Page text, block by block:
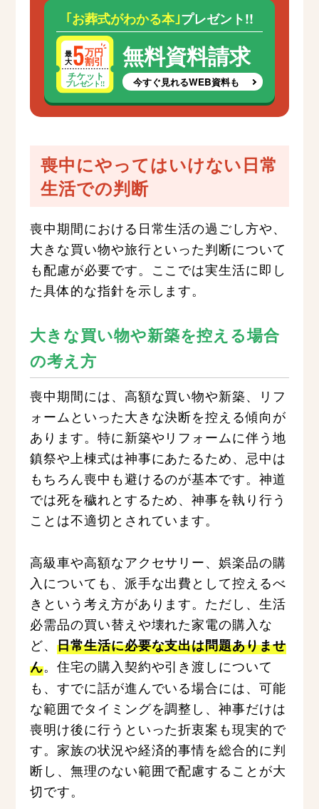
｢お葬式がわかる本｣プレゼント!!
無料資料請求
今すぐ見れるWEB資料も
喪中にやってはいけない日常
生活での判断
喪中期間における日常生活の過ごし方や、
大きな買い物や旅行といった判断について
も配慮が必要です。ここでは実生活に即し
た具体的な指針を示します。
大きな買い物や新築を控える場合
の考え方
喪中期間には、高額な買い物や新築、リフ
ォームといった大きな決断を控える傾向が
あります。特に新築やリフォームに伴う地
鎮祭や上棟式は神事にあたるため、忌中は
もちろん喪中も避けるのが基本です。神道
では死を穢れとするため、神事を執り行う
ことは不適切とされています。
高級車や高額なアクセサリー、娯楽品の購
入についても、派手な出費として控えるべ
きという考え方があります。ただし、生活
必需品の買い替えや壊れた家電の購入な
ど、日常生活に必要な支出は問題ありませ
ん。住宅の購入契約や引き渡しについて
も、すでに話が進んでいる場合には、可能
な範囲でタイミングを調整し、神事だけは
喪明け後に行うといった折衷案も現実的で
す。家族の状況や経済的事情を総合的に判
断し、無理のない範囲で配慮することが大
切です。